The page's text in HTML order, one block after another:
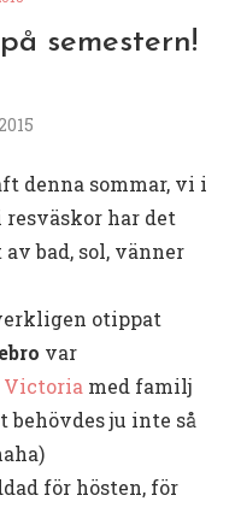
semestern!
denna sommar, vi i
har det
bad, sol, vänner
otippat
var
Victoria med familj
behövdes ju inte så
för hösten, för